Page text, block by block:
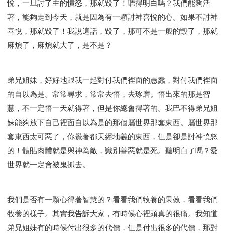
悅，一旦討了主的憤怒，那就毀了！聽得明白嗎？我們能夠活
著，能夠走到今天，就是因為有一顆討神喜悅的心。如果不討神
喜悅，那就毀了！我說這話，毀了，那可不是一般的毀了，那就
麻煩了，麻煩就大了，是不是？
弟兄姐妹，好好地跟我一起對付我們裡面的愚蠢，對付我們裡面
的自以為是。常常尋求，常常去悟，去琢磨。悟出來的那是智
慧，不一定悟一天就得著，但是你總會得著的。我巴不得弟兄姐
妹能夠放下自己裡面自以為是的那個屬世界那套東西。屬世界那
套東西太可惡了，你覺著都天經地義的東西，但是卻是討神憤怒
的！體貼肉體就是與神為敵，識別善惡就是死。聽明白了嗎？愛
世界就一定會被鬼抓去。
我們是否有一顆心得著智慧的？看看我們牧養的果效，看看我們
牧養的樣子。其實我告訴大家，有時候心裡頭真的很痛。我知道
弟兄姐妹有的時候付出很多的代價，但是付出很多的代價，那對